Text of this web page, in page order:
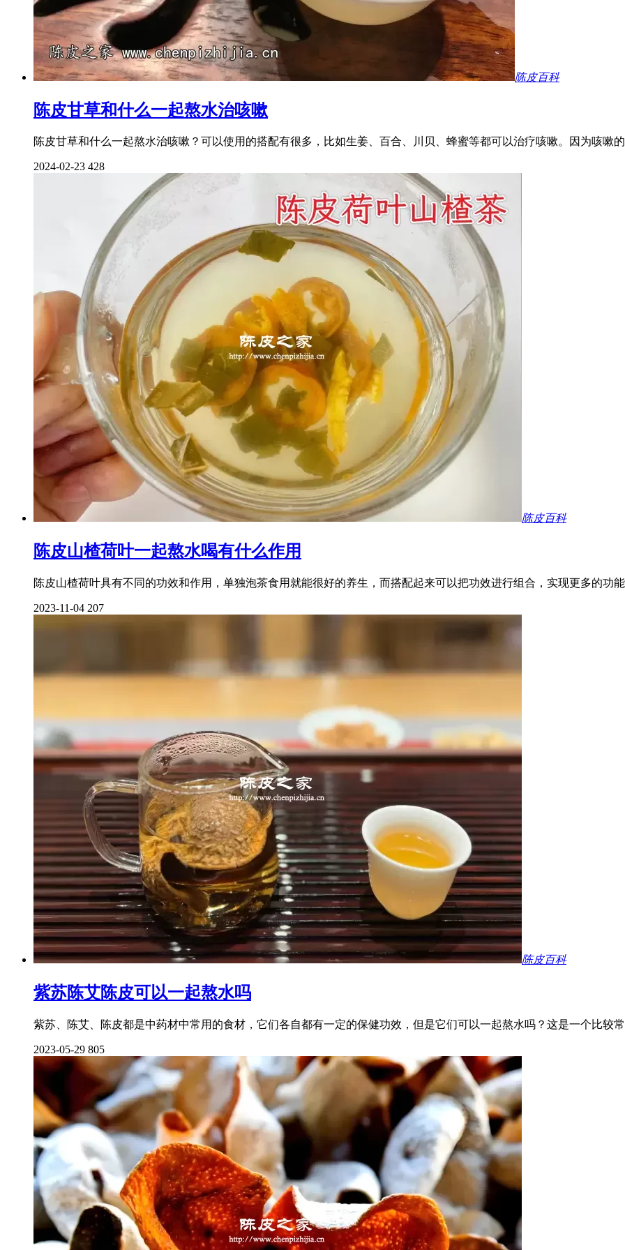
陈皮百科
陈皮甘草和什么一起熬水治咳嗽
陈皮甘草和什么一起熬水治咳嗽？可以使用的搭配有很多，比如生姜、百合、川贝、蜂蜜等都可以治疗咳嗽。因为咳嗽
2024-02-23 428
陈皮百科
陈皮山楂荷叶一起熬水喝有什么作用
陈皮山楂荷叶具有不同的功效和作用，单独泡茶食用就能很好的养生，而搭配起来可以把功效进行组合，实现更多的功
2023-11-04 207
陈皮百科
紫苏陈艾陈皮可以一起熬水吗
紫苏、陈艾、陈皮都是中药材中常用的食材，它们各自都有一定的保健功效，但是它们可以一起熬水吗？这是一个比较
2023-05-29 805